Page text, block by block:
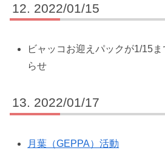
2022/01/15
ビャッコお迎えパックが1/15
らせ
2022/01/17
月葉（GEPPA）活動